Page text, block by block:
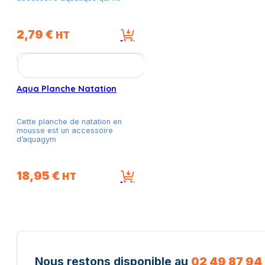
la
page
du
2,79 € HT
Aqua Planche Natation
Cette planche de natation en
mousse est un accessoire
d’aquagym
18,95 € HT
Nous restons disponible au 02 49 87 94